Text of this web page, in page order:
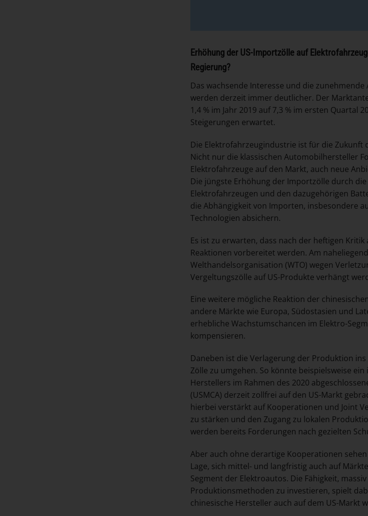
Erhöhung der US-Importzölle auf
Regierung?
Das wachsende Interesse und die
werden derzeit immer deutlicher. Der
1,4 % im Jahr 2019 auf 7,3 % im ersten Quartal
Steigerungen erwartet.
Die Elektrofahrzeugindustrie ist für die
Nicht nur die klassischen Automobilhersteller
Elektrofahrzeuge auf den Markt, auch neue
Die jüngste Erhöhung der Importzölle durch
Elektrofahrzeugen und den dazugehörigen
die Abhängigkeit von Importen, insbesondere
Technologien absichern.
Es ist zu erwarten, dass nach der heftigen
Reaktionen vorbereitet werden. Am
Welthandelsorganisation (WTO) wegen
Vergeltungszölle auf US-Produkte verhängt
Eine weitere mögliche Reaktion der
andere Märkte wie Europa, Südostasien und
erhebliche Wachstumschancen im Elektro-
kompensieren.
Daneben ist die Verlagerung der Produktion
Zölle zu umgehen. So könnte beispielsweise
Herstellers im Rahmen des 2020
(USMCA) derzeit zollfrei auf den US-Markt
hierbei verstärkt auf Kooperationen und Joint
zu stärken und den Zugang zu lokalen
werden bereits Forderungen nach gezielten
Aber auch ohne derartige Kooperationen
Lage, sich mittel- und langfristig auch auf
Segment der Elektroautos. Die Fähigkeit,
Produktionsmethoden zu investieren, spielt
chinesische Hersteller auch auf dem US-Markt